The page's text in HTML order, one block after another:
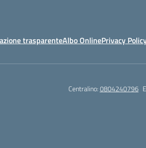
trasparenteAlbo OnlinePrivacy
Centralino:0804240796